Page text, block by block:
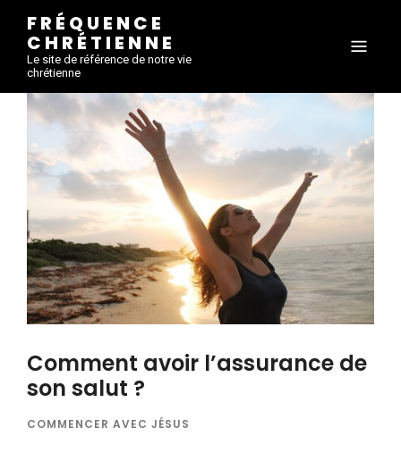
FRÉQUENCE
CHRÉTIENNE
Le site de référence de notre vie
chrétienne
Comment avoir l’assurance de
son salut ?
COMMENCER AVEC JÉSUS